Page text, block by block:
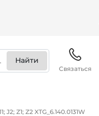
Связаться
Z1; Z2 XTG_6.140.0131W